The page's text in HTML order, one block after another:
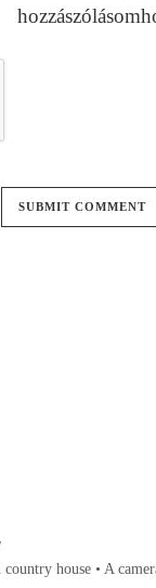
house • A